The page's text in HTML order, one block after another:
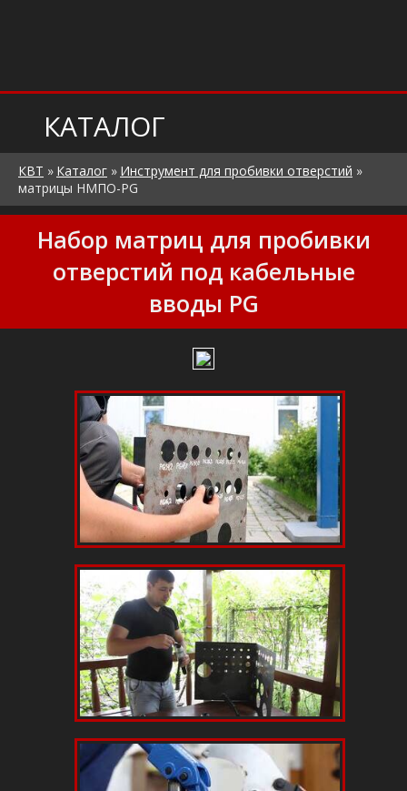
КАТАЛОГ
КВТ » Каталог » Инструмент для пробивки отверстий »
матрицы НМПО-PG
Набор матриц для пробивки
отверстий под кабельные
вводы PG